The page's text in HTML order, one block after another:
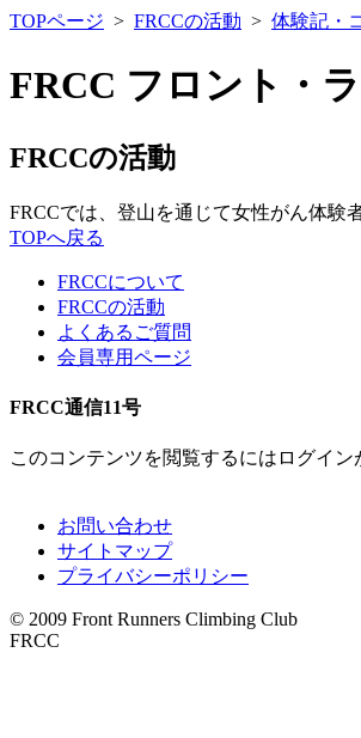
TOPページ > FRCCの活動 > 体験記・
FRCC フロント・
FRCCの活動
FRCCでは、登山を通じて女性がん体験
TOPへ戻る
FRCCについて
FRCCの活動
よくあるご質問
会員専用ページ
FRCC通信11号
このコンテンツを閲覧するにはログイ
お問い合わせ
サイトマップ
プライバシーポリシー
© 2009 Front Runners Climbing Club
FRCC